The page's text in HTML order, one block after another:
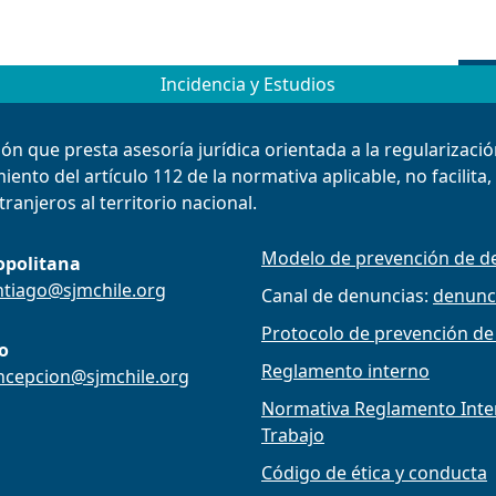
Incidencia y Estudios
que presta asesoría jurídica orientada a la
del artículo 112 de la normativa aplicable, no
al territorio nacional.
Modelo de prevención de
Canal de denuncias:
Protocolo de prevención
Reglamento interno
Normativa Reglamento
Trabajo
Código de ética y conducta